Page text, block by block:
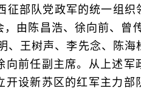
征部队党政军的统一组
由陈昌浩、徐向前、曾
、王树声、李先念、陈
向前任副主席。从上述
开设新苏区的红军主力